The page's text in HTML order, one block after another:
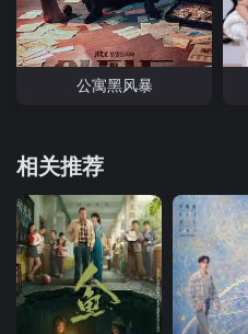
公寓黑风暴
相关推荐